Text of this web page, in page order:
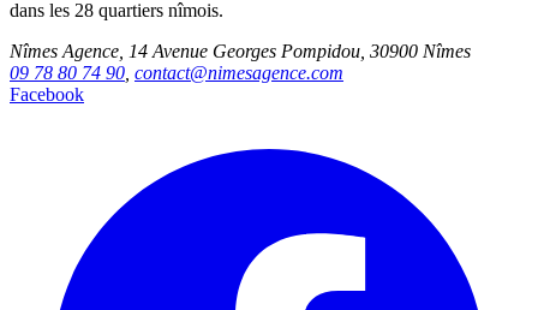
dans les 28 quartiers nîmois.
Nîmes Agence, 14 Avenue Georges Pompidou, 30900 Nîmes
09 78 80 74 90 contact@nimesagence.com
Facebook